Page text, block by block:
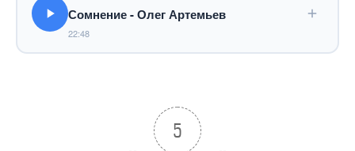
Сомнение - Олег Артемьев
22:48
5